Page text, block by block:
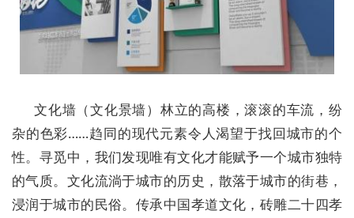
文化墙（文化景墙）林立的高楼，滚滚的车流，纷
杂的色彩……趋同的现代元素令人渴望于找回城市的个
性。寻觅中，我们发现唯有文化才能赋予一个城市独特
的气质。文化流淌于城市的历史，散落于城市的街巷，
浸润于城市的民俗。传承中国孝道文化，砖雕二十四孝